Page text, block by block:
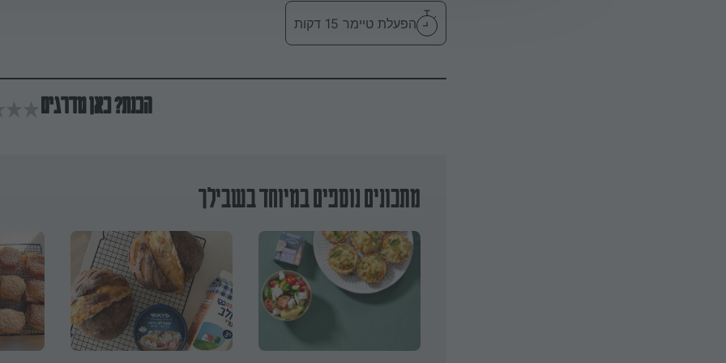
הפעלת טיימר 15 דקות
הכנת? כאן מדרגים
מתכונים נוספים במיוחד בשבילך